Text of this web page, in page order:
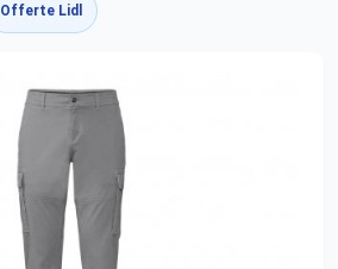
Offerte Lidl